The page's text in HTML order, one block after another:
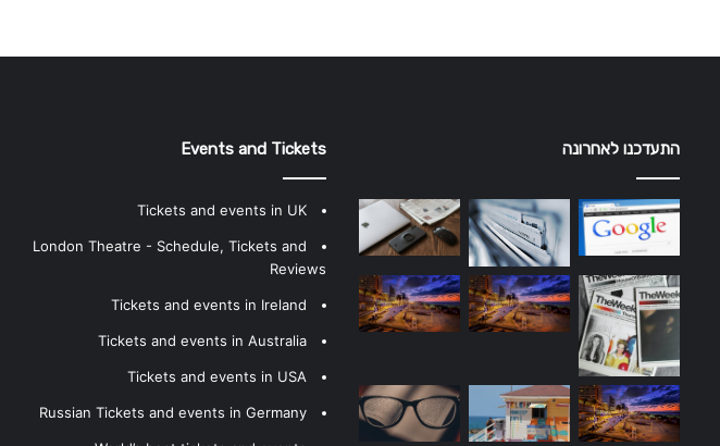
התעדכנו לאחרונה Events and Tickets
Tickets and events in UK
London Theatre - Schedule, Tickets and
Reviews
Tickets and events in Ireland
Tickets and events in Australia
Tickets and events in USA
Russian Tickets and events in Germany